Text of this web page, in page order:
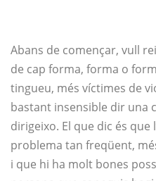
Abans de començar, vull
de cap forma, forma o
tingueu, més víctimes de
bastant insensible dir una
dirigeixo. El que dic és que
problema tan freqüent,
i que hi ha molt bones